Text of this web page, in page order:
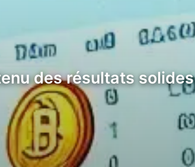
des résultats